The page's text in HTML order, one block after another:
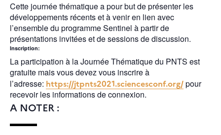
Cette journée thématique a pour but de présenter les
développements récents et à venir en lien avec
l’ensemble du programme Sentinel à partir de
présentations invitées et de sessions de discussion.
Inscription:
La participation à la Journée Thématique du PNTS est
gratuite mais vous devez vous inscrire à
l’adresse: https://jtpnts2021.sciencesconf.org/pour
recevoir les informations de connexion.
A NOTER :